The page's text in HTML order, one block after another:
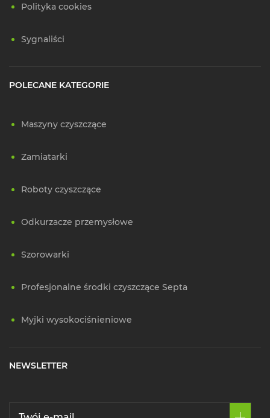
Polityka cookies
Sygnaliści
POLECANE KATEGORIE
Maszyny czyszczące
Zamiatarki
Roboty czyszczące
Odkurzacze przemysłowe
Szorowarki
Profesjonalne środki czyszczące Septa
Myjki wysokociśnieniowe
NEWSLETTER